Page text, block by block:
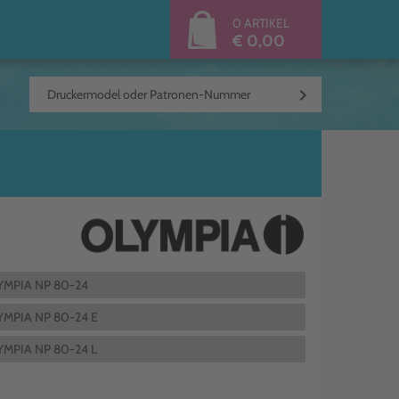
0 ARTIKEL
€ 0,00
keyboard_arrow_right
NP 80-24
NP 80-24 E
NP 80-24 L